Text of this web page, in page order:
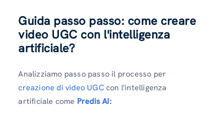
Guida passo passo: come creare
video UGC con l'intelligenza
artificiale?
Analizziamo passo passo il processo per
creazione di video UGCcon l'intelligenza
artificiale come Predis AI: